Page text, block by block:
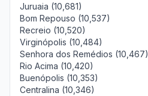
Juruaia (10,681)
Bom Repouso (10,537)
Recreio (10,520)
Virginópolis (10,484)
Senhora dos Remédios (10,467)
Rio Acima (10,420)
Buenópolis (10,353)
Centralina (10,346)